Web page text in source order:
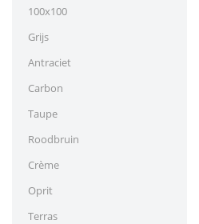
100x100
Grijs
Antraciet
Carbon
Taupe
Roodbruin
Crème
Oprit
Terras